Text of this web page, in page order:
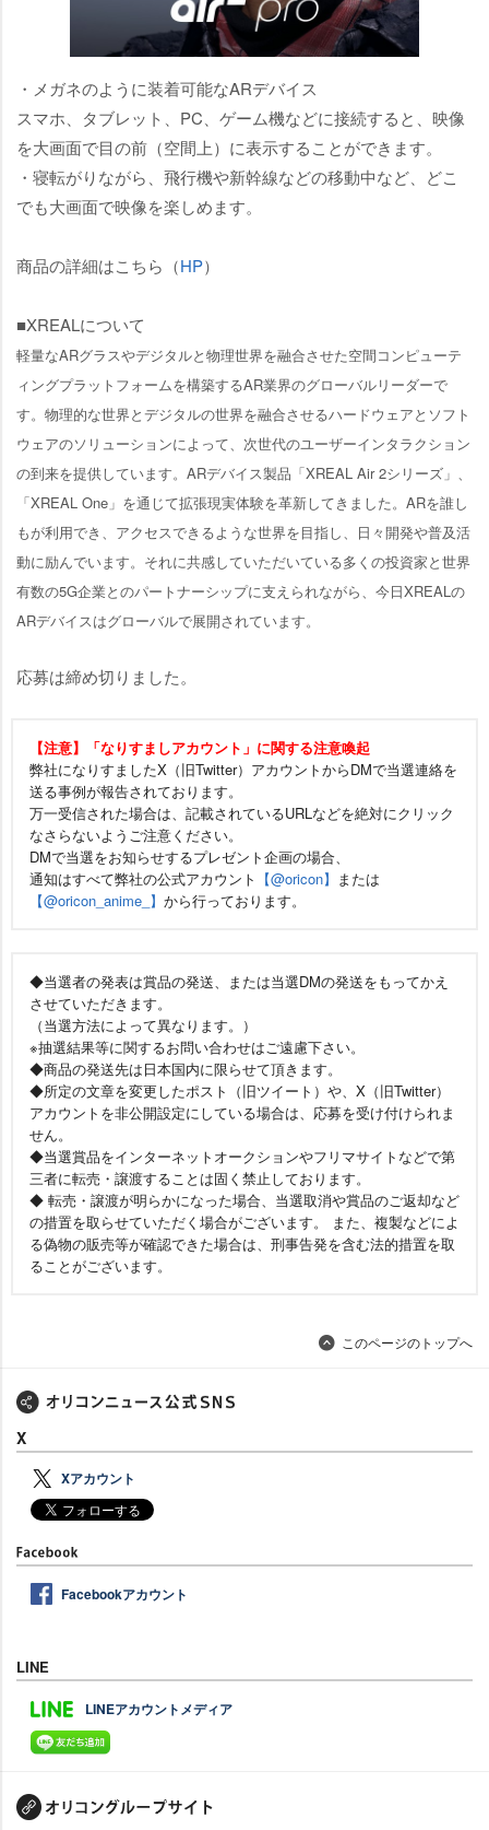
・メガネのように装着可能なARデバイス
スマホ、タブレット、PC、ゲーム機などに接続すると、映像
を大画面で目の前（空間上）に表示することができます。
・寝転がりながら、飛行機や新幹線などの移動中など、どこ
でも大画面で映像を楽しめます。
商品の詳細はこちら（HP）
■XREALについて
軽量なARグラスやデジタルと物理世界を融合させた空間コンピューテ
ィングプラットフォームを構築するAR業界のグローバルリーダーで
す。物理的な世界とデジタルの世界を融合させるハードウェアとソフト
ウェアのソリューションによって、次世代のユーザーインタラクション
の到来を提供しています。ARデバイス製品「XREAL Air 2シリーズ」、
「XREAL One」を通じて拡張現実体験を革新してきました。ARを誰し
もが利用でき、アクセスできるような世界を目指し、日々開発や普及活
動に励んでいます。それに共感していただいている多くの投資家と世界
有数の5G企業とのパートナーシップに支えられながら、今日XREALの
ARデバイスはグローバルで展開されています。
応募は締め切りました。
【注意】「なりすましアカウント」に関する注意喚起
弊社になりすましたX（旧Twitter）アカウントからDMで当選連絡を
送る事例が報告されております。
万一受信された場合は、記載されているURLなどを絶対にクリック
なさらないようご注意ください。
DMで当選をお知らせするプレゼント企画の場合、
通知はすべて弊社の公式アカウント 【@oricon】 または
【@oricon_anime_】 から行っております。
◆当選者の発表は賞品の発送、または当選DMの発送をもってかえ
させていただきます。
（当選方法によって異なります。）
※抽選結果等に関するお問い合わせはご遠慮下さい。
◆商品の発送先は日本国内に限らせて頂きます。
◆所定の文章を変更したポスト（旧ツイート）や、X（旧Twitter）
アカウントを非公開設定にしている場合は、応募を受け付けられま
せん。
◆当選賞品をインターネットオークションやフリマサイトなどで第
三者に転売・譲渡することは固く禁止しております。
◆ 転売・譲渡が明らかになった場合、当選取消や賞品のご返却など
の措置を取らせていただく場合がございます。 また、複製などによ
る偽物の販売等が確認できた場合は、刑事告発を含む法的措置を取
ることがございます。
このページのトップへ
X
Xアカウント
Facebookアカウント
LINE
LINEアカウントメディア